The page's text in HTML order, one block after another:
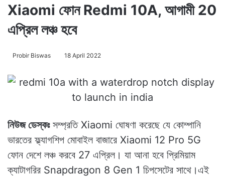
Xiaomi ফোন Redmi 10A, আগামী 20
এপ্রিল লঞ্চ হবে
Probir Biswas 18 April 2022
নিউজ ডেস্কঃসম্প্রতি Xiaomi ঘোষণা করেছে যে কোম্পানি
ভারতের ফ্ল্যাগশিপ মোবাইল বাজারে Xiaomi 12 Pro 5G
ফোন দেশে লঞ্চ করবে 27 এপ্রিল। যা আনা হবে প্রিমিয়াম
ক্যাটাগরির Snapdragon 8 Gen 1 চিপসেটের সাথে।এই